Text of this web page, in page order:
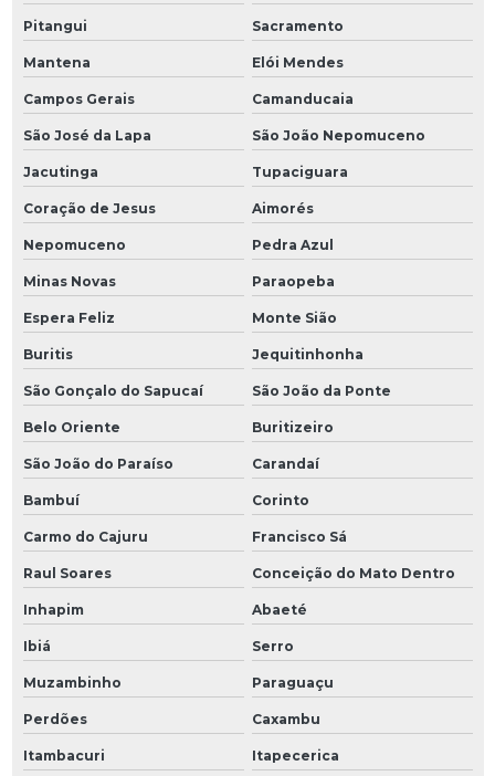
Pitangui Sacramento
Mantena Elói Mendes
Campos Gerais Camanducaia
São José da Lapa São João Nepomuceno
Jacutinga Tupaciguara
Coração de Jesus Aimorés
Nepomuceno Pedra Azul
Minas Novas Paraopeba
Espera Feliz Monte Sião
Buritis Jequitinhonha
São Gonçalo do Sapucaí São João da Ponte
Belo Oriente Buritizeiro
São João do Paraíso Carandaí
Bambuí Corinto
Carmo do Cajuru Francisco Sá
Raul Soares Conceição do Mato Dentro
Inhapim Abaeté
Ibiá Serro
Muzambinho Paraguaçu
Perdões Caxambu
Itambacuri Itapecerica